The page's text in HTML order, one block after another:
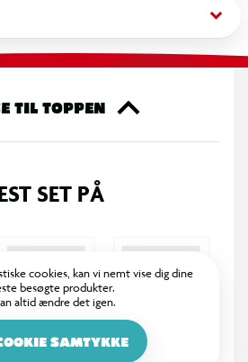
og bestemt variant kan ikke
keyboard_arrow_down
TIL TOPPEN
SET PÅ
cookies, kan vi nemt vise dig dine
besøgte produkter.
altid ændre det igen.
SAMTYKKE